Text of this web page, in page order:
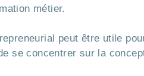
métier.
peut être utile
se concentrer sur la